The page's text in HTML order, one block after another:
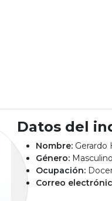
Datos del
Nombre: Gerardo
Género: Masculino
Ocupación:
Correo